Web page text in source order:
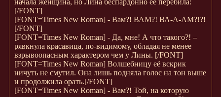
[/FONT]
[FONT=Times New Roman] - Вам?! ВАМ?! ВА-А-АМ?!?!
[/FONT]
[FONT=Times New Roman] - Да, мне! А что такого?! –
рявкнула красавица, по-видимому, обладая не менее
взрывоопасным характером чем у Лины. [/FONT]
[FONT=Times New Roman] Волшебницу её вскрик
ничуть не смутил. Она лишь подняла голос на тон выше
и продолжила орать.[/FONT]
[FONT=Times New Roman] - Вам?! Той, на которую